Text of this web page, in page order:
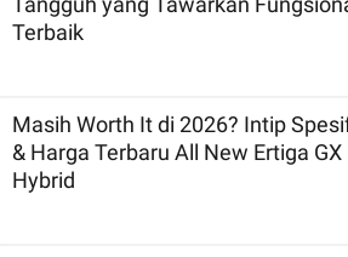
Terbaik
Masih Worth It di 2026? Intip
& Harga Terbaru All New Ertiga GX
Hybrid